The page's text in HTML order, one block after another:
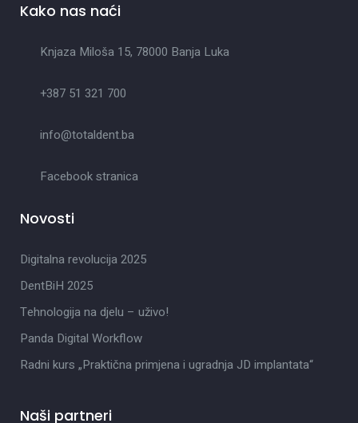
Kako nas naći
Knjaza Miloša 15, 78000 Banja Luka
+387 51 321 700
info@totaldent.ba
Facebook stranica
Novosti
Digitalna revolucija 2025
DentBiH 2025
Tehnologija na djelu – uživo!
Panda Digital Workflow
Radni kurs „Praktična primjena i ugradnja JD implantata“
Naši partneri